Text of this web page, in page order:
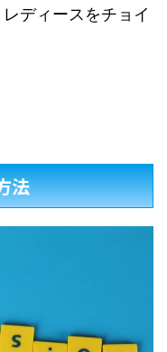
ディースをチョイ
法